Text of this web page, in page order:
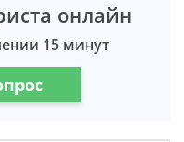
онлайн
15 минут